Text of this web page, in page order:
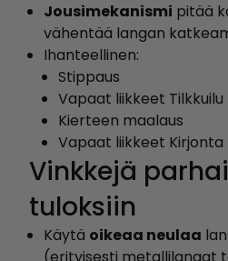
Jousimekanismi pitää
vähentää langan
Ihanteellinen:
Stippaus
Vapaat liikkeet Tilkkuilu
Kierteen maalaus
Vapaat liikkeet Kirjonta
Vinkkejä
tuloksiin
Käytä oikeaa neulaa